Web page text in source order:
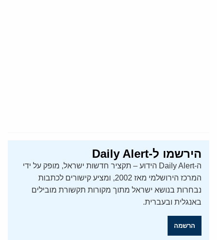
הירשמו ל-Daily Alert
ה-Daily Alert הידוע – תקציר חדשות ישראל, מופק על ידי
המרכז הירושלמי מאז 2002, ומציע קישורים לכתבות
נבחרות בנושא ישראל מתוך מקורות תקשורת מובילים
באנגלית ובעברית.
הרשמה